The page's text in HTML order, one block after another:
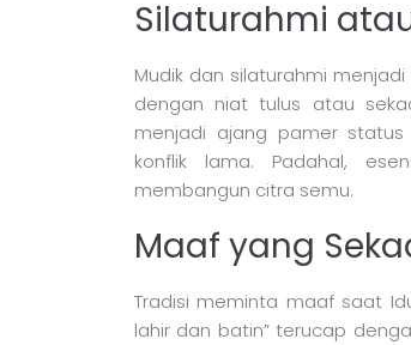
Silaturahmi
Mudik dan silaturahmi
dengan niat tulus atau
menjadi ajang pamer status
konflik lama. Padahal,
membangun citra semu.
Maaf yang
Tradisi meminta maaf saat
lahir dan batin” terucap